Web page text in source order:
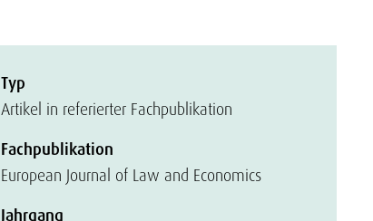
Typ
Artikel in referierter Fachpublikation
Fachpublikation
European Journal of Law and Economics
Jahrgang